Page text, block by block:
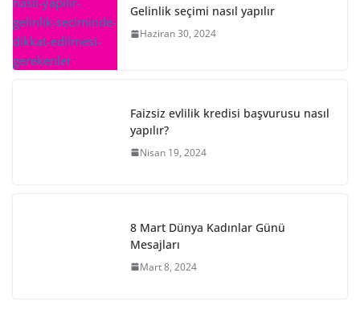
Gelinlik seçimi nasıl yapılır
Haziran 30, 2024
Faizsiz evlilik kredisi başvurusu nasıl
yapılır?
Nisan 19, 2024
8 Mart Dünya Kadınlar Günü
Mesajları
Mart 8, 2024